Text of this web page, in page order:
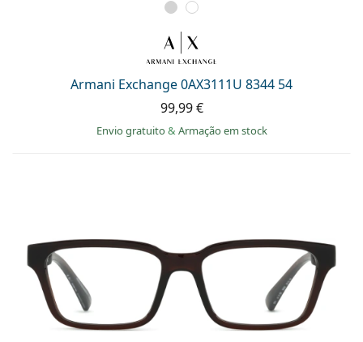
Armani Exchange 0AX3111U 8344 54
99,99 €
Envio gratuito& Armação em stock